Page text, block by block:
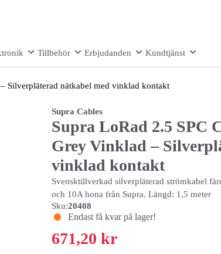
Tillbehör Erbjudanden Kundtjänst
Silverpläterad nätkabel med vinklad kontakt
Supra Cables
Supra LoRad 2.5 SPC
Grey Vinklad –
vinklad kontakt
Svensktillverkad silverpläterad strömkabel
och 10A hona från Supra. Längd: 1,5 meter
Sku:20408
Endast få kvar på lager!
671,20 kr